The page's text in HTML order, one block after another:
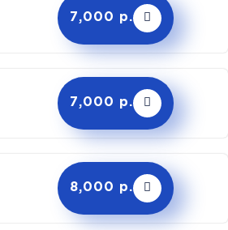
7,000 р.
7,000 р.
8,000 р.